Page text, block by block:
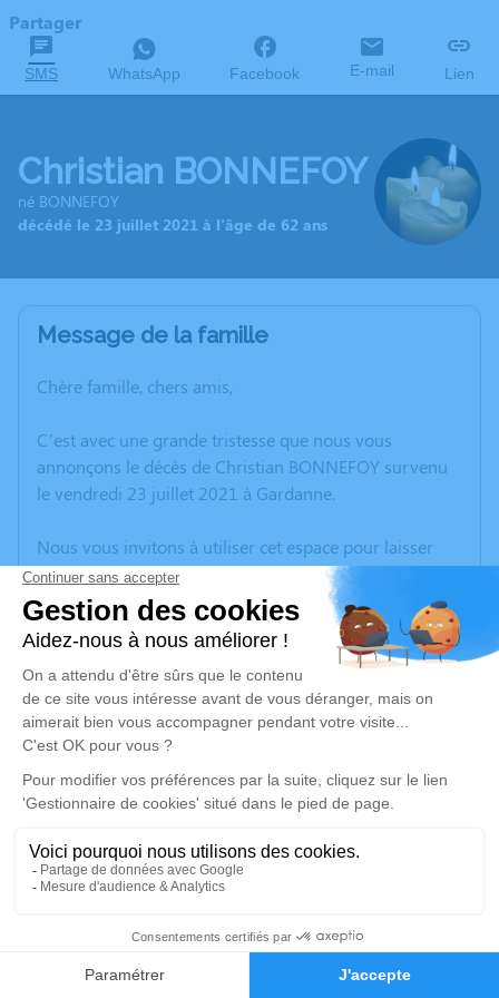
Faire-part Hommages
Partager
SMS WhatsApp Facebook E-mail Lien
Christian BONNEFOY
né BONNEFOY
décédé le 23 juillet 2021 à l'âge de 62 ans
Message de la famille
Chère famille, chers amis,
C’est avec une grande tristesse que nous vous
annonçons le décès de Christian BONNEFOY survenu
le vendredi 23 juillet 2021 à Gardanne.
Nous vous invitons à utiliser cet espace pour laisser
vos condoléances, partager des photos souvenirs, une
anecdote ou exprimer vos pensées à travers des
poèmes ou des textes. Cet endroit est un lieu
d'expression dédié à honorer la mémoire de Christian
BONNEFOY.
Un service de plantation d’arbre hommage est
disponible ici.
Je rends hommage
Cérémonie civile
Chambre Funéraire du Parc Mémorial de
Provence d'Aix-en-Provence